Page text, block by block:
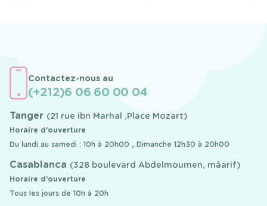
Contactez-nous au
(+212)6 06 60 00 04
Tanger (21 rue ibn Marhal ,Place Mozart)
Horaire d’ouverture
Du lundi au samedi : 10h à 20h00 , Dimanche 12h30 à 20h00
Casablanca (328 boulevard Abdelmoumen, mâarif)
Horaire d’ouverture
Tous les jours de 10h à 20h